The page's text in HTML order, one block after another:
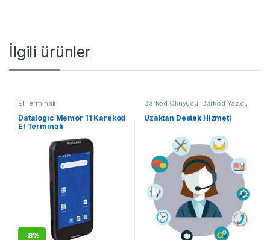
İlgili ürünler
El Terminali
Datalogıc Memor 11 Karekod
El Terminali
-8%
Barkod Okuyucu, Barkod Yazıcı,
Uzaktan Destek Hizmeti